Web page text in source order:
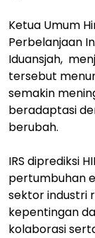
Ketua Umum
Perbelanjaan
Iduansjah,
tersebut
semakin
beradaptasi
berubah.
IRS diprediksi
pertumbuhan
sektor industri
kepentingan
kolaborasi